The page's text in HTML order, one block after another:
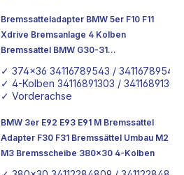
Bremssatteladapter BMW 5er F10 F11
Xdrive Bremsanlage 4 Kolben
Bremssattel BMW G30-31
Bremsscheibe 374x36 Tuning Adapter
✓ 374x36 34116789543 /
✓ 4-Kolben 34116891303 /
✓ Vorderachse
BMW 3er E92 E93 E91 M Bremssattel
Adapter F30 F31 Bremssättel Umbau M2
M3 Bremsscheibe 380x30 4-Kolben